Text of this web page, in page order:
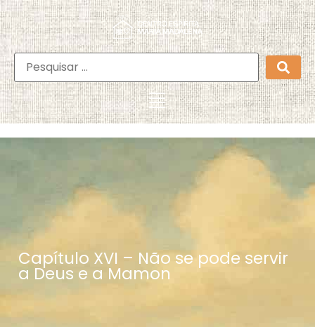
Capítulo XVI – Não se pode servir
a Deus e a Mamon